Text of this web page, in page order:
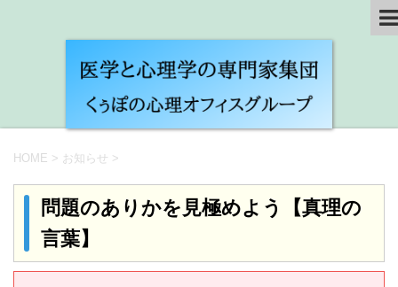
HOME > お知らせ >
問題のありかを見極めよう【真理の
言葉】